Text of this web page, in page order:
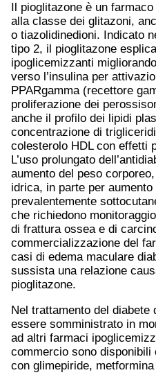
Il pioglitazone è un
alla classe dei glitazoni,
o tiazolidinedioni. Indicato
tipo 2, il pioglitazone
ipoglicemizzanti
verso l’insulina per
PPARgamma (recettore
proliferazione dei
anche il profilo dei lipidi
concentrazione di
colesterolo HDL con effetti
L’uso prolungato
aumento del peso
idrica, in parte per
prevalentemente
che richiedono
di frattura ossea e di
commercializzazione del
casi di edema maculare
sussista una relazione
pioglitazone.
Nel trattamento del
essere somministrato in
ad altri farmaci
commercio sono
con glimepiride,